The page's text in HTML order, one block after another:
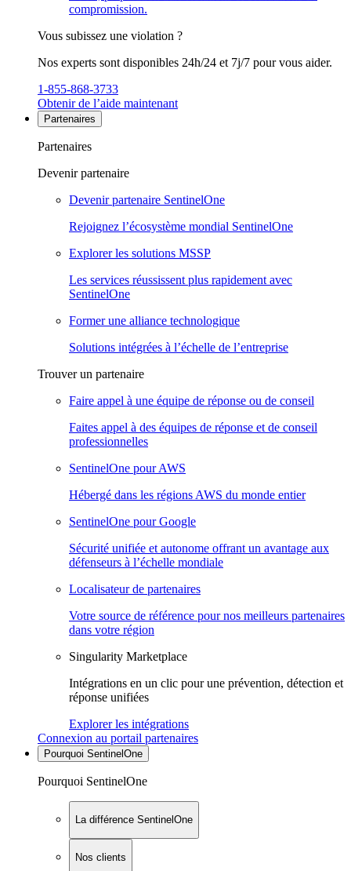
compromission.
Vous subissez une violation ?
Nos experts sont disponibles 24h/24 et 7j/7 pour vous aider.
1-855-868-3733
Obtenir de l’aide maintenant
Partenaires
Partenaires
Devenir partenaire
Devenir partenaire SentinelOne
Rejoignez l’écosystème mondial SentinelOne
Explorer les solutions MSSP
Les services réussissent plus rapidement avec
SentinelOne
Former une alliance technologique
Solutions intégrées à l’échelle de l’entreprise
Trouver un partenaire
Faire appel à une équipe de réponse ou de conseil
Faites appel à des équipes de réponse et de conseil
professionnelles
SentinelOne pour AWS
Hébergé dans les régions AWS du monde entier
SentinelOne pour Google
Sécurité unifiée et autonome offrant un avantage aux
défenseurs à l’échelle mondiale
Localisateur de partenaires
Votre source de référence pour nos meilleurs partenaires
dans votre région
Singularity Marketplace
Intégrations en un clic pour une prévention, détection et
réponse unifiées
Explorer les intégrations
Connexion au portail partenaires
Pourquoi SentinelOne
Pourquoi SentinelOne
La différence SentinelOne
Nos clients